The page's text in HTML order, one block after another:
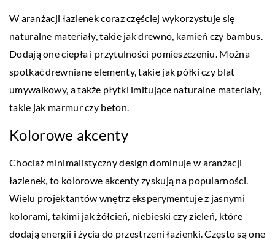
W aranżacji łazienek coraz częściej wykorzystuje się
naturalne materiały, takie jak drewno, kamień czy bambus.
Dodają one ciepła i przytulności pomieszczeniu. Można
spotkać drewniane elementy, takie jak półki czy blat
umywalkowy, a także płytki imitujące naturalne materiały,
takie jak marmur czy beton.
Kolorowe akcenty
Chociaż minimalistyczny design dominuje w aranżacji
łazienek, to kolorowe akcenty zyskują na popularności.
Wielu projektantów wnętrz eksperymentuje z jasnymi
kolorami, takimi jak żółcień, niebieski czy zieleń, które
dodają energii i życia do przestrzeni łazienki. Często są one